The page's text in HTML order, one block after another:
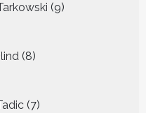
9
producten
8
producten
7